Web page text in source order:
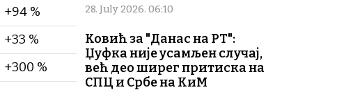
+94 %
+33 %
+300 %
28. July 2026. 06:10
Ковић за "Данас на РТ":
Џуфка није усамљен случај,
већ део ширег притиска на
СПЦ и Србе на КиМ